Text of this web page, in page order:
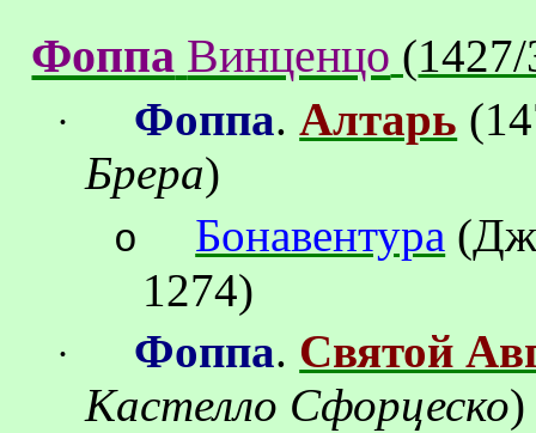
Фоппа Винценцо (
· Фоппа.Алтарь (
Брера)
o Бонавентура (
1274)
· Фоппа. Святой
Кастелло Сфорцеско)